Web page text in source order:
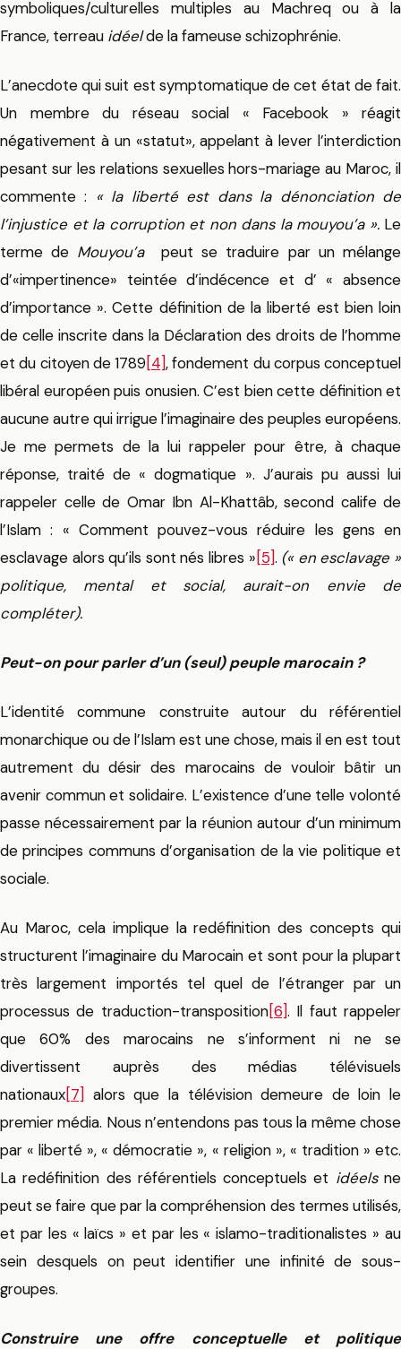
symboliques/culturelles multiples au Machreq ou à la
France, terreau idéelde la fameuse schizophrénie.
L’anecdote qui suit est symptomatique de cet état de fait.
Un membre du réseau social « Facebook » réagit
négativement à un «statut», appelant à lever l’interdiction
pesant sur les relations sexuelles hors-mariage au Maroc, il
commente : « la liberté est dans la dénonciation de
l’injustice et la corruption et non dans la mouyou’a ».Le
terme de Mouyou’apeut se traduire par un mélange
d’«impertinence» teintée d’indécence et d’ « absence
d’importance ». Cette définition de la liberté est bien loin
de celle inscrite dans la Déclaration des droits de l’homme
et du citoyen de 1789[4], fondement du corpus conceptuel
libéral européen puis onusien. C’est bien cette définition et
aucune autre qui irrigue l’imaginaire des peuples européens.
Je me permets de la lui rappeler pour être, à chaque
réponse, traité de « dogmatique ». J’aurais pu aussi lui
rappeler celle de Omar Ibn Al-Khattâb, second calife de
l’Islam : « Comment pouvez-vous réduire les gens en
esclavage alors qu’ils sont nés libres »[5]. (« en esclavage »
politique, mental et social, aurait-on envie de
compléter).
Peut-on pour parler d’un (seul) peuple marocain ?
L’identité commune construite autour du référentiel
monarchique ou de l’Islam est une chose, mais il en est tout
autrement du désir des marocains de vouloir bâtir un
avenir commun et solidaire. L’existence d’une telle volonté
passe nécessairement par la réunion autour d’un minimum
de principes communs d’organisation de la vie politique et
sociale.
Au Maroc, cela implique la redéfinition des concepts qui
structurent l’imaginaire du Marocain et sont pour la plupart
très largement importés tel quel de l’étranger par un
processus de traduction-transposition[6]. Il faut rappeler
que 60% des marocains ne s’informent ni ne se
divertissent auprès des médias télévisuels
nationaux[7] alors que la télévision demeure de loin le
premier média. Nous n’entendons pas tous la même chose
par « liberté », « démocratie », « religion », « tradition » etc.
La redéfinition des référentiels conceptuels et idéelsne
peut se faire que par la compréhension des termes utilisés,
et par les « laïcs » et par les « islamo-traditionalistes » au
sein desquels on peut identifier une infinité de sous-
groupes.
Construire une offre conceptuelle et politique